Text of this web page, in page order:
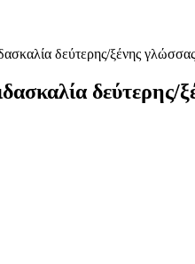
δεύτερης/ξένης
δεύτερης/